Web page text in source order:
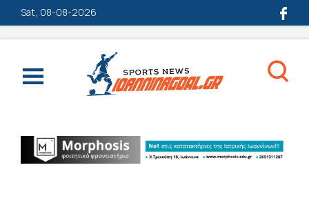
Sat, 08-08-2026